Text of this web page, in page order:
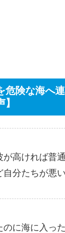
危険な海へ
高ければ普
自分たちが悪い
のに海に入っ